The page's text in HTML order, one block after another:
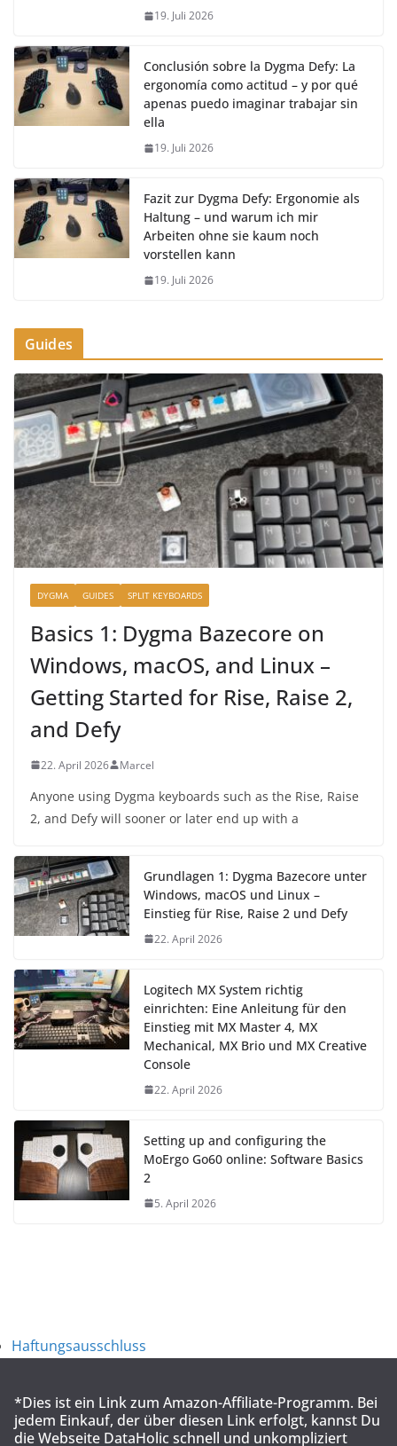
19. Juli 2026
Conclusión sobre la Dygma Defy: La
ergonomía como actitud – y por qué
apenas puedo imaginar trabajar sin
ella
19. Juli 2026
Fazit zur Dygma Defy: Ergonomie als
Haltung – und warum ich mir
Arbeiten ohne sie kaum noch
vorstellen kann
19. Juli 2026
Guides
DYGMA GUIDES SPLIT KEYBOARDS
Basics 1: Dygma Bazecore on
Windows, macOS, and Linux –
Getting Started for Rise, Raise 2,
and Defy
22. April 2026 Marcel
Anyone using Dygma keyboards such as the Rise, Raise
2, and Defy will sooner or later end up with a
Grundlagen 1: Dygma Bazecore unter
Windows, macOS und Linux –
Einstieg für Rise, Raise 2 und Defy
22. April 2026
Logitech MX System richtig
einrichten: Eine Anleitung für den
Einstieg mit MX Master 4, MX
Mechanical, MX Brio und MX Creative
Console
22. April 2026
Setting up and configuring the
MoErgo Go60 online: Software Basics
2
5. April 2026
Haftungsausschluss
*Dies ist ein Link zum Amazon-Affiliate-Programm. Bei
jedem Einkauf, der über diesen Link erfolgt, kannst Du
die Webseite DataHolic schnell und unkompliziert